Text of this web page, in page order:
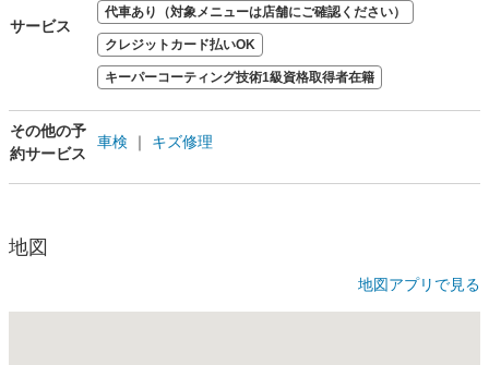
サービス
代車あり（対象メニューは店舗にご確認ください）
クレジットカード払いOK
キーパーコーティング技術1級資格取得者在籍
その他の予
約サービス
車検 ｜ キズ修理
地図
地図アプリで見る